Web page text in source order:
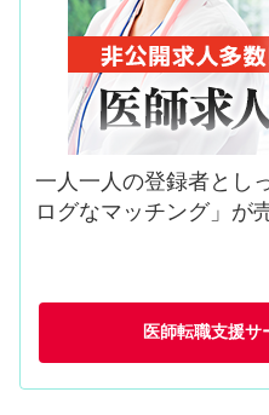
一人一人の登録者とし
ログなマッチング」が
医師転職支援サ